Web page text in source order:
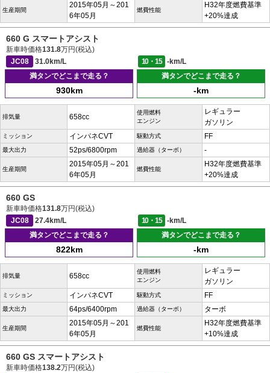
生産期間
2015年05月～201
6年05月
燃費性能
H32年度燃費基準
+20%達成
660 G スマートアシスト
新車時価格131.8万円(税込)
JC08
31.0km/L 10・15
-km/L
満タンでどこまで走る？
930km
満タンでどこまで走る？
-km
排気量 658cc
使用燃料
エンジン
レギュラー
ガソリン
ミッション インパネCVT 駆動方式 FF
最大出力 52ps/6800rpm 過給器（ターボ） -
生産期間
2015年05月～201
6年05月
燃費性能
H32年度燃費基準
+20%達成
660 GS
新車時価格131.8万円(税込)
JC08
27.4km/L 10・15
-km/L
満タンでどこまで走る？
822km
満タンでどこまで走る？
-km
排気量 658cc
使用燃料
エンジン
レギュラー
ガソリン
ミッション インパネCVT 駆動方式 FF
最大出力 64ps/6400rpm 過給器（ターボ） ターボ
生産期間
2015年05月～201
6年05月
燃費性能
H32年度燃費基準
+10%達成
660 GS スマートアシスト
新車時価格138.2万円(税込)